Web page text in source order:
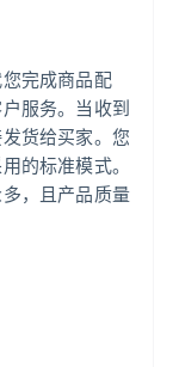
完成商品配
服务。当收到
货给买家。您
的标准模式。
，且产品质量